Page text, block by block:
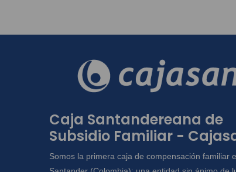
Caja Santandereana de
Subsidio Familiar -
Somos la primera caja de compensación familiar